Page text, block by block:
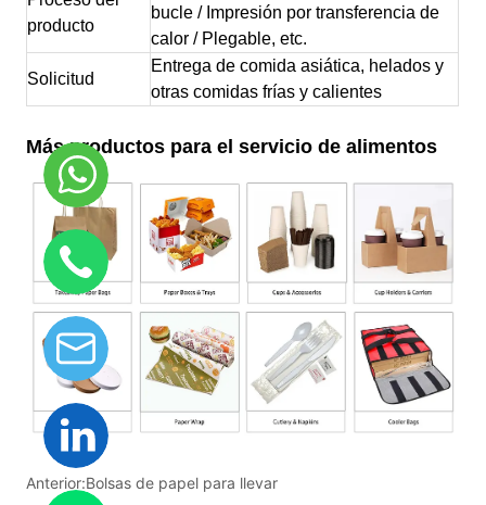
Anterior:Bolsas de papel para llevar